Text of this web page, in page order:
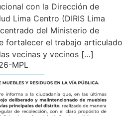
con la Dirección de
Lima Centro (DIRIS Lima
del Ministerio de
fortalecer el trabajo articulado
vecinas y vecinos […]
MPL